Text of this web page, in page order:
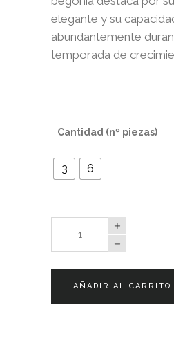
elegante y su
abundantemente
temporada de
Cantidad (nº piezas)
3 6
quantity
AÑADIR AL CARRITO